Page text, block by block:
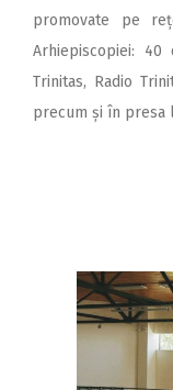
promovate pe
Arhiepiscopiei:
Trinitas, Radio
precum și în presa